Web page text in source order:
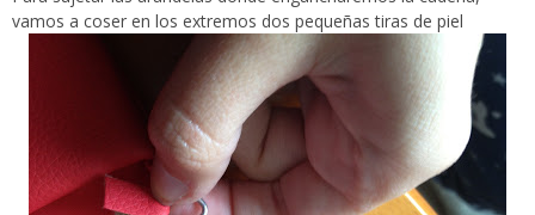
vamos a coser en los extremos dos pequeñas tiras de piel